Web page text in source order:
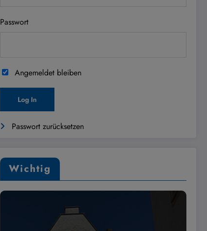
Passwort
Angemeldet bleiben
Passwort zurücksetzen
Wichtig